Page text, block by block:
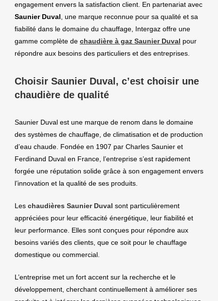
engagement envers la satisfaction client. En partenariat avec
Saunier Duval, une marque reconnue pour sa qualité et sa
fiabilité dans le domaine du chauffage, Intergaz offre une
gamme complète de chaudière à gaz Saunier Duval pour
répondre aux besoins des particuliers et des entreprises.
Choisir Saunier Duval, c’est choisir une
chaudière de qualité
Saunier Duval est une marque de renom dans le domaine
des systèmes de chauffage, de climatisation et de production
d’eau chaude. Fondée en 1907 par Charles Saunier et
Ferdinand Duval en France, l’entreprise s’est rapidement
forgée une réputation solide grâce à son engagement envers
l’innovation et la qualité de ses produits.
Les chaudières Saunier Duval sont particulièrement
appréciées pour leur efficacité énergétique, leur fiabilité et
leur performance. Elles sont conçues pour répondre aux
besoins variés des clients, que ce soit pour le chauffage
domestique ou commercial.
L’entreprise met un fort accent sur la recherche et le
développement, cherchant continuellement à améliorer ses